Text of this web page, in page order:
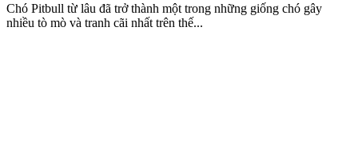
Chó Pitbull từ lâu đã trở thành một trong những giống chó gây
nhiều tò mò và tranh cãi nhất trên thế...